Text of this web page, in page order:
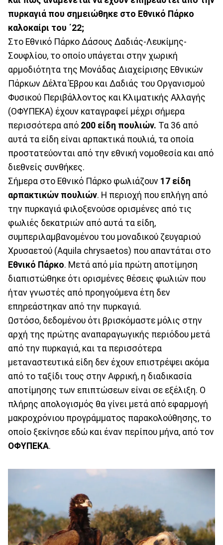
πυρκαγιά που σημειώθηκε στο Εθνικό Πάρκο
καλοκαίρι του ΄22;
Στο Εθνικό Πάρκο Δάσους Δαδιάς-Λευκίμης-
Σουφλίου, το οποίο υπάγεται στην χωρική
αρμοδιότητα της Μονάδας Διαχείρισης Εθνικών
Πάρκων Δέλτα Έβρου και Δαδιάς του Οργανισμού
Φυσικού Περιβάλλοντος και Κλιματικής Αλλαγής
(ΟΦΥΠΕΚΑ) έχουν καταγραφεί μέχρι σήμερα
περισσότερα από 200 είδη πουλιών. Τα 36 από
αυτά τα είδη είναι αρπακτικά πουλιά, τα οποία
προστατεύονται από την εθνική νομοθεσία και από
διεθνείς συνθήκες.
Σήμερα στο Εθνικό Πάρκο φωλιάζουν 17 είδη
αρπακτικών πουλιών. Η περιοχή που επλήγη από
την πυρκαγιά φιλοξενούσε ορισμένες από τις
φωλιές δεκατριών από αυτά τα είδη,
συμπεριλαμβανομένου του μοναδικού ζευγαριού
Χρυσαετού (Aquila chrysaetos) που απαντάται στο
Εθνικό Πάρκο. Μετά από μία πρώτη αποτίμηση
διαπιστώθηκε ότι ορισμένες θέσεις φωλιών που
ήταν γνωστές από προηγούμενα έτη δεν
επηρεάστηκαν από την πυρκαγιά.
Ωστόσο, δεδομένου ότι βρισκόμαστε μόλις στην
αρχή της πρώτης αναπαραγωγικής περιόδου μετά
από την πυρκαγιά, και τα περισσότερα
μεταναστευτικά είδη δεν έχουν επιστρέψει ακόμα
από το ταξίδι τους στην Αφρική, η διαδικασία
αποτίμησης των επιπτώσεων είναι σε εξέλιξη. Ο
πλήρης απολογισμός θα γίνει μετά από εφαρμογή
μακροχρόνιου προγράμματος παρακολούθησης, το
οποίο ξεκίνησε εδώ και έναν περίπου μήνα, από τον
ΟΦΥΠΕΚΑ.